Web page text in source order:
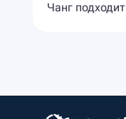
Чанг